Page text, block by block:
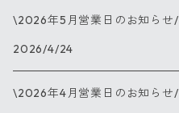
\2026年5月営業日のお知らせ/
2026/4/24
\2026年4月営業日のお知らせ/